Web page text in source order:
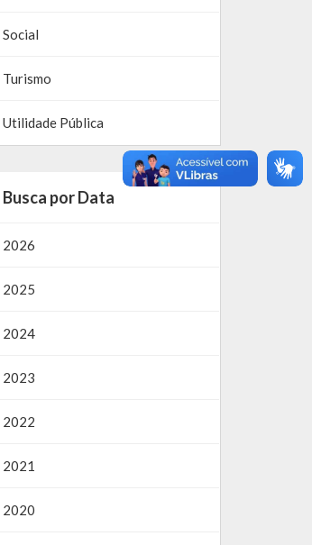
Social
Turismo
Utilidade Pública
Busca por Data
2026
2025
2024
2023
2022
2021
2020